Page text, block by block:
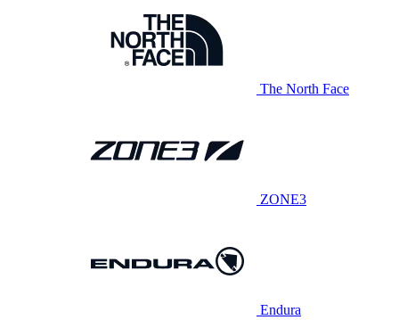
The North Face
ZONE3
Endura